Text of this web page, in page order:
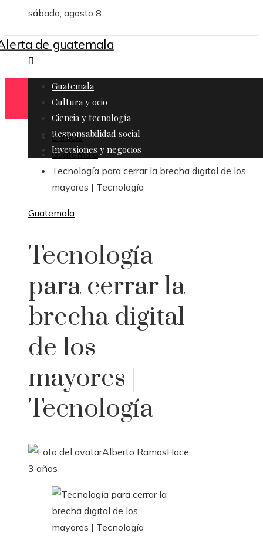
sábado, agosto 8
Guatemala
Cultura y ocio
Ciencia y tecnología
Responsabilidad social
Inversiones y negocios
Inicio
Guatemala
Tecnología para cerrar la brecha digital de los
mayores | Tecnología
Guatemala
Tecnología
para cerrar la
brecha digital
de los
mayores |
Tecnología
Alberto RamosHace
3 años